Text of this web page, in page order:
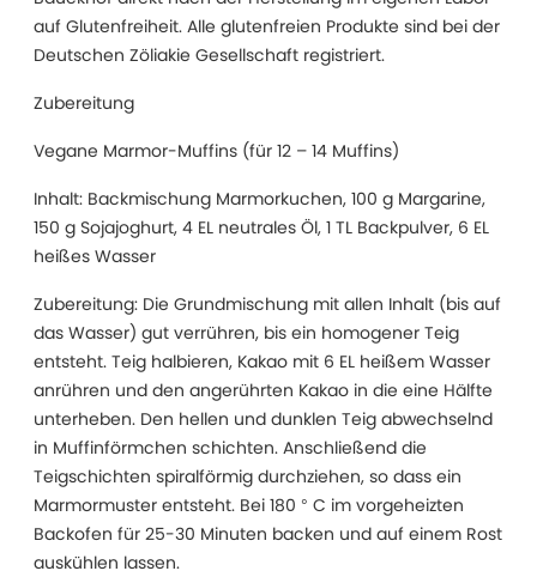
auf Glutenfreiheit. Alle glutenfreien Produkte sind bei der
Deutschen Zöliakie Gesellschaft registriert.
Zubereitung
Vegane Marmor-Muffins (für 12 – 14 Muffins)
Inhalt: Backmischung Marmorkuchen, 100 g Margarine,
150 g Sojajoghurt, 4 EL neutrales Öl, 1 TL Backpulver, 6 EL
heißes Wasser
Zubereitung: Die Grundmischung mit allen Inhalt (bis auf
das Wasser) gut verrühren, bis ein homogener Teig
entsteht. Teig halbieren, Kakao mit 6 EL heißem Wasser
anrühren und den angerührten Kakao in die eine Hälfte
unterheben. Den hellen und dunklen Teig abwechselnd
in Muffinförmchen schichten. Anschließend die
Teigschichten spiralförmig durchziehen, so dass ein
Marmormuster entsteht. Bei 180 ° C im vorgeheizten
Backofen für 25-30 Minuten backen und auf einem Rost
auskühlen lassen.